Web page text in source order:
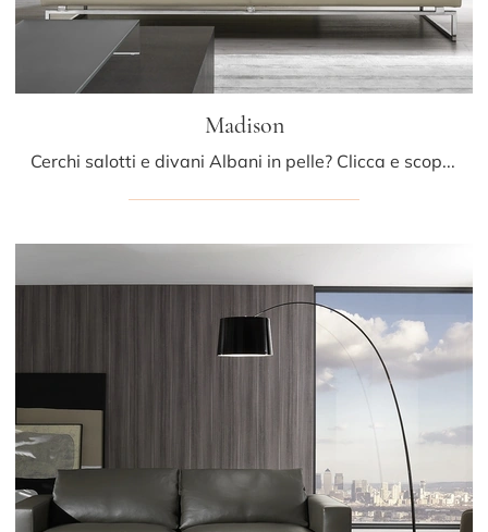
Madison
Cerchi salotti e divani Albani in pelle? Clicca e scopri di più sul modello Madison per spazi moderni.